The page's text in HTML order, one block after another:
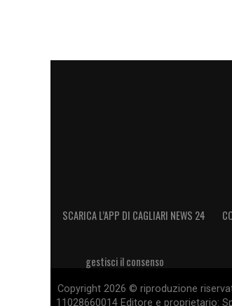
SCARICA L’APP DI CAGLIARI NEWS 24
gestisci il consenso
Copyright 2026 © riproduzione
11028660014 Editore e proprietario: